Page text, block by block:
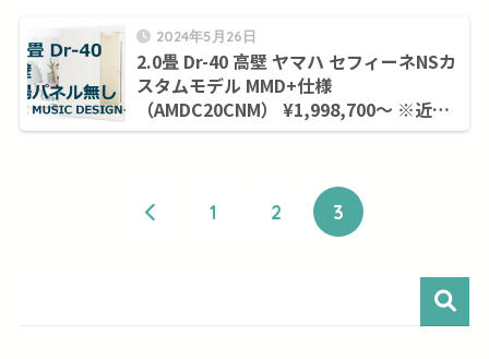
2024年5月26日
2.0畳 Dr-40 高壁 ヤマハ セフィーネNSカ
スタムモデル MMD+仕様
（AMDC20CNM） ¥1,998,700～ ※近畿
圏のみ
1 2 3